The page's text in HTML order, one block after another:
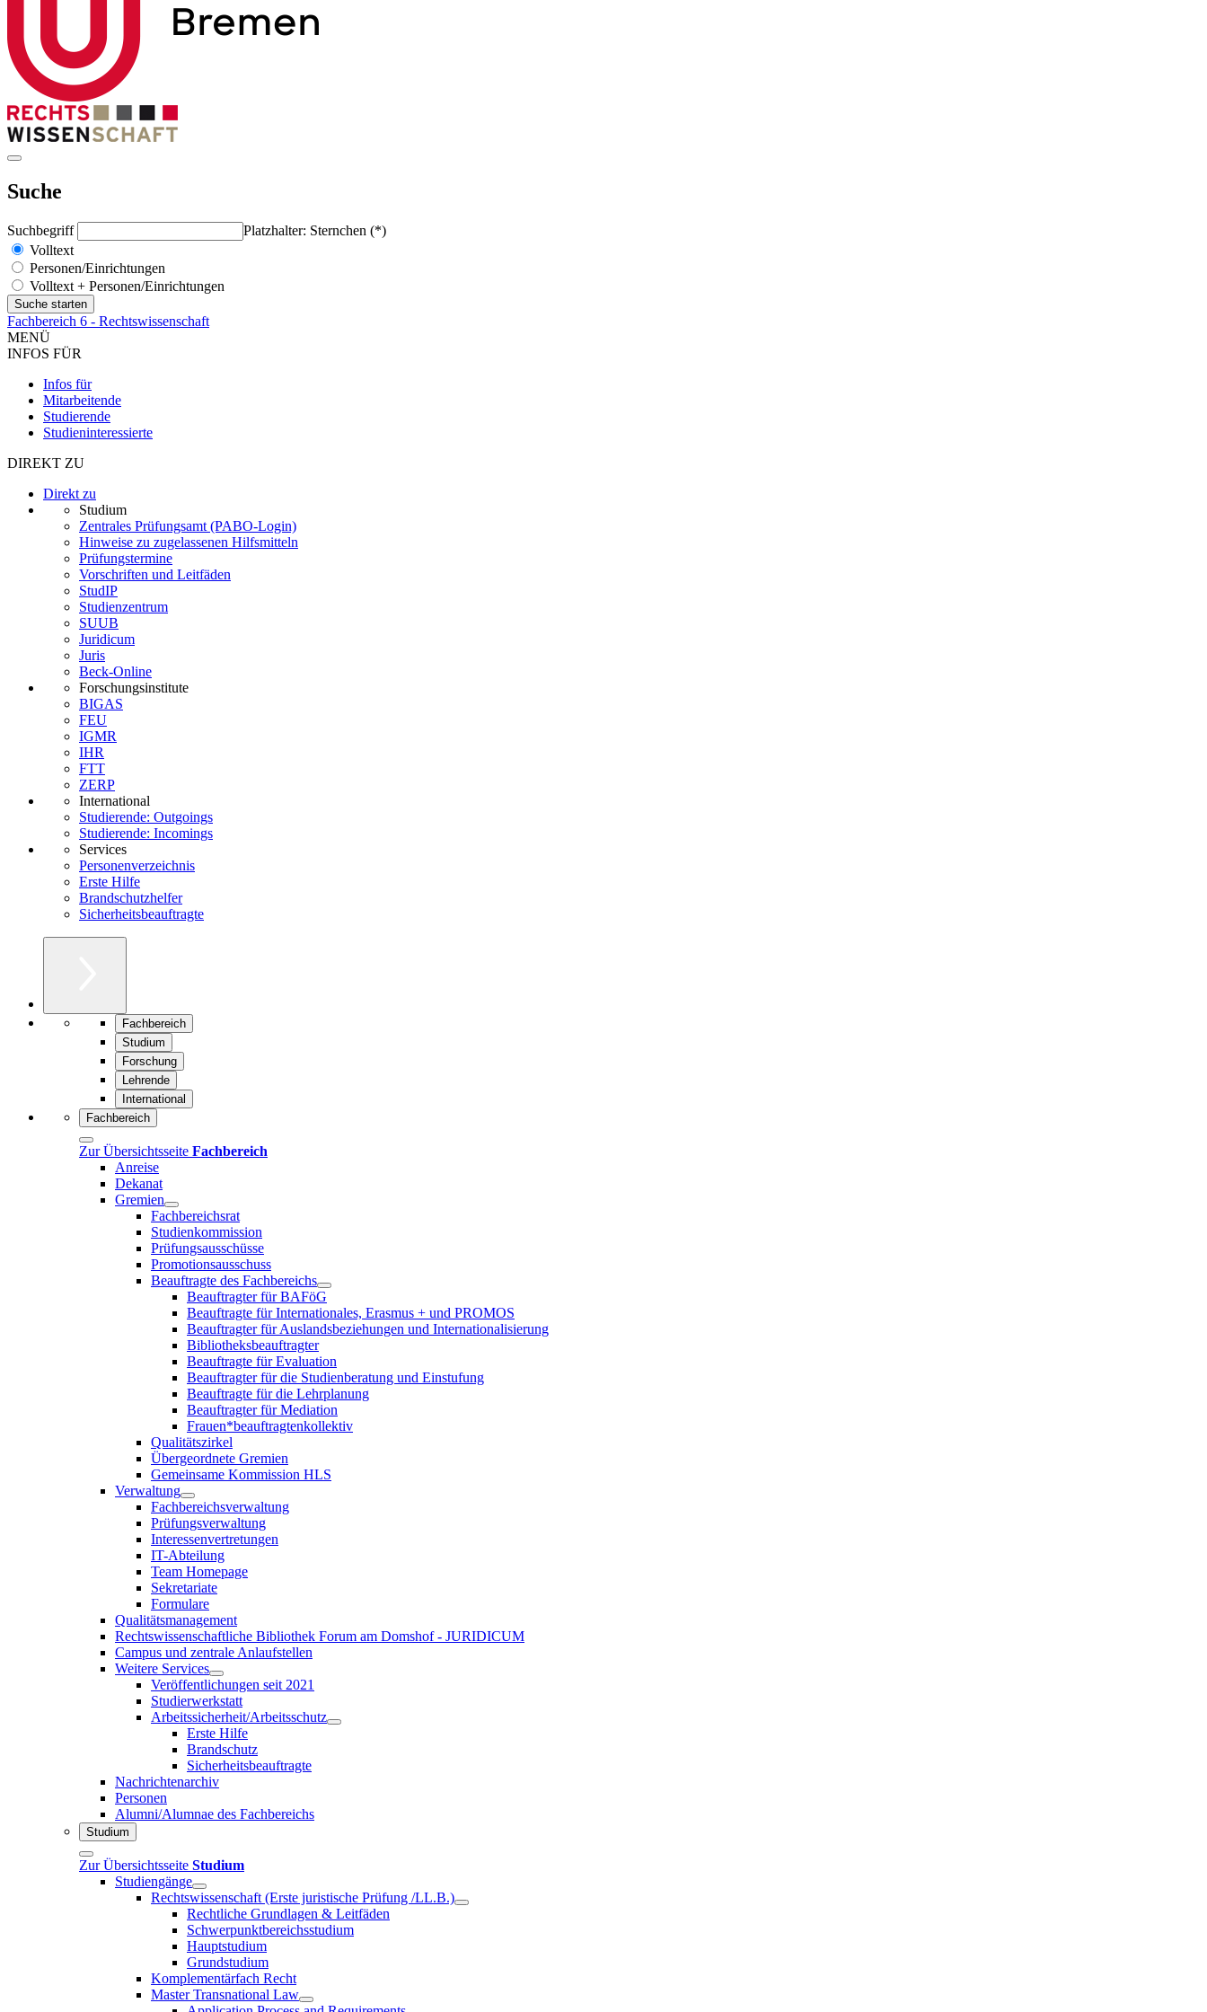
Suche
Suchbegriff
Platzhalter: Sternchen (*)
Volltext
Personen/Einrichtungen
Volltext + Personen/Einrichtungen
Fachbereich 6 - Rechtswissenschaft
MENÜ
INFOS FÜR
Infos für
Mitarbeitende
Studierende
Studieninteressierte
DIREKT ZU
Direkt zu
Studium
Zentrales Prüfungsamt (PABO-Login)
Hinweise zu zugelassenen Hilfsmitteln
Prüfungstermine
Vorschriften und Leitfäden
StudIP
Studienzentrum
SUUB
Juridicum
Juris
Beck-Online
Forschungsinstitute
BIGAS
FEU
IGMR
IHR
FTT
ZERP
International
Studierende: Outgoings
Studierende: Incomings
Services
Personenverzeichnis
Erste Hilfe
Brandschutzhelfer
Sicherheitsbeauftragte
Fachbereich
Studium
Forschung
Lehrende
International
Fachbereich
Zur Übersichtsseite Fachbereich
Anreise
Dekanat
Gremien
Fachbereichsrat
Studienkommission
Prüfungsausschüsse
Promotionsausschuss
Beauftragte des Fachbereichs
Beauftragter für BAFöG
Beauftragte für Internationales, Erasmus + und PROMOS
Beauftragter für Auslandsbeziehungen und Internationalisierung
Bibliotheksbeauftragter
Beauftragte für Evaluation
Beauftragter für die Studienberatung und Einstufung
Beauftragte für die Lehrplanung
Beauftragter für Mediation
Frauen*beauftragtenkollektiv
Qualitätszirkel
Übergeordnete Gremien
Gemeinsame Kommission HLS
Verwaltung
Fachbereichsverwaltung
Prüfungsverwaltung
Interessenvertretungen
IT-Abteilung
Team Homepage
Sekretariate
Formulare
Qualitätsmanagement
Rechtswissenschaftliche Bibliothek Forum am Domshof - JURIDICUM
Campus und zentrale Anlaufstellen
Weitere Services
Veröffentlichungen seit 2021
Studierwerkstatt
Arbeitssicherheit/Arbeitsschutz
Erste Hilfe
Brandschutz
Sicherheitsbeauftragte
Nachrichtenarchiv
Personen
Alumni/Alumnae des Fachbereichs
Studium
Zur Übersichtsseite Studium
Studiengänge
Rechtswissenschaft (Erste juristische Prüfung /LL.B.)
Rechtliche Grundlagen & Leitfäden
Schwerpunktbereichsstudium
Hauptstudium
Grundstudium
Komplementärfach Recht
Master Transnational Law